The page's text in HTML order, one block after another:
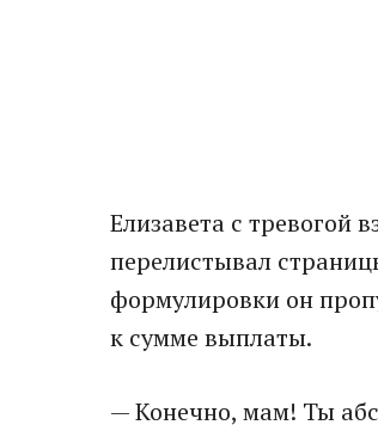
Елизавета с тревогой
перелистывал
формулировки он
к сумме выплаты.
— Конечно, мам! Ты